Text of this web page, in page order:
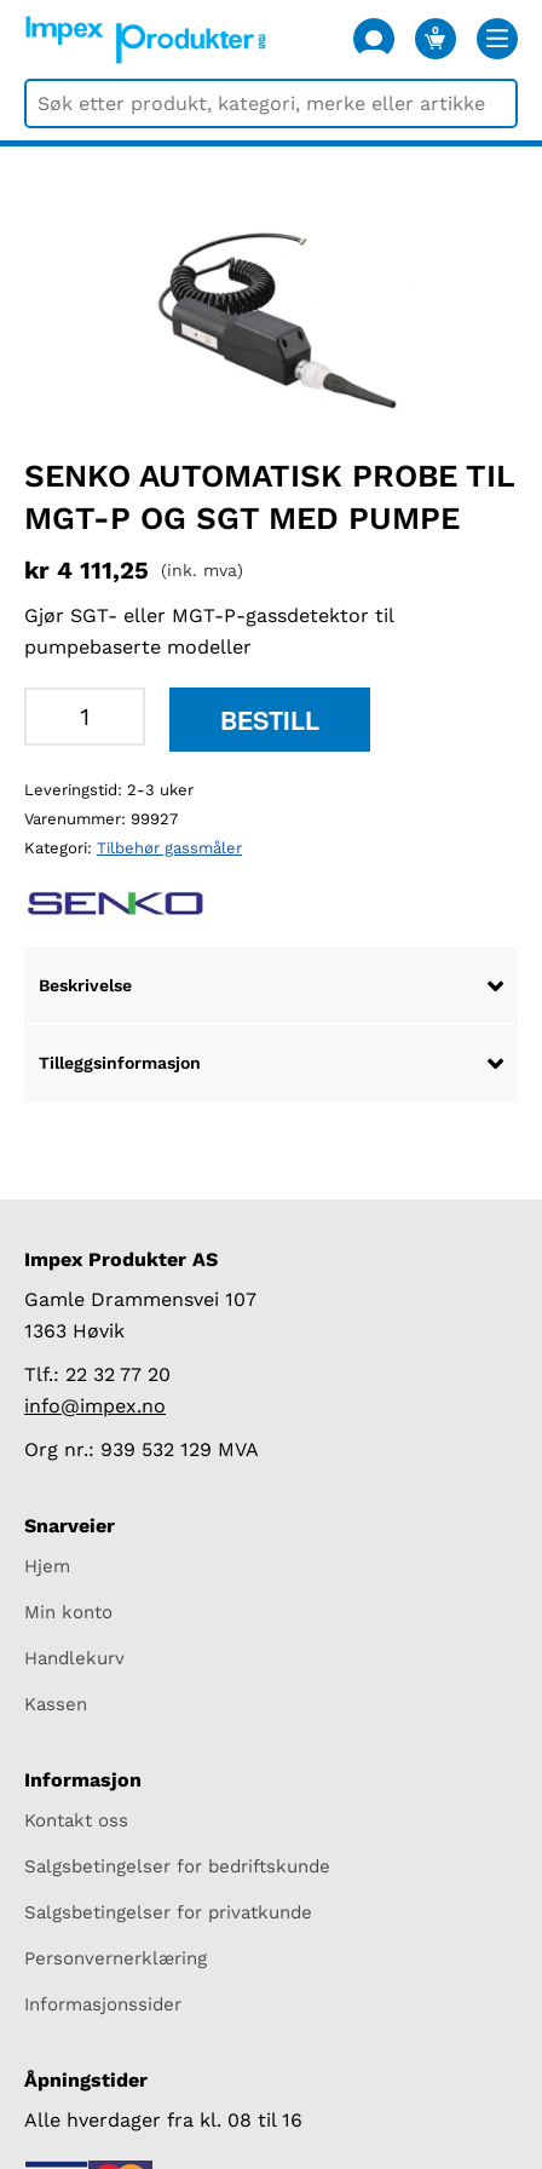
0
VARER
SENKO AUTOMATISK PROBE TIL
MGT-P OG SGT MED PUMPE
kr 4 111,25 (ink. mva)
Gjør SGT- eller MGT-P-gassdetektor til
pumpebaserte modeller
til
MGT-
P
og
pumpe
BESTILL
Leveringstid: 2-3 uker
Varenummer: 99927
Kategori: Tilbehør gassmåler
Beskrivelse
Tilleggsinformasjon
Impex Produkter AS
Gamle Drammensvei 107
1363 Høvik
Tlf.: 22 32 77 20
info@impex.no
Org nr.: 939 532 129 MVA
Snarveier
Hjem
Min konto
Handlekurv
Kassen
Informasjon
Kontakt oss
Salgsbetingelser for bedriftskunde
Salgsbetingelser for privatkunde
Personvernerklæring
Informasjonssider
Åpningstider
Alle hverdager fra kl. 08 til 16